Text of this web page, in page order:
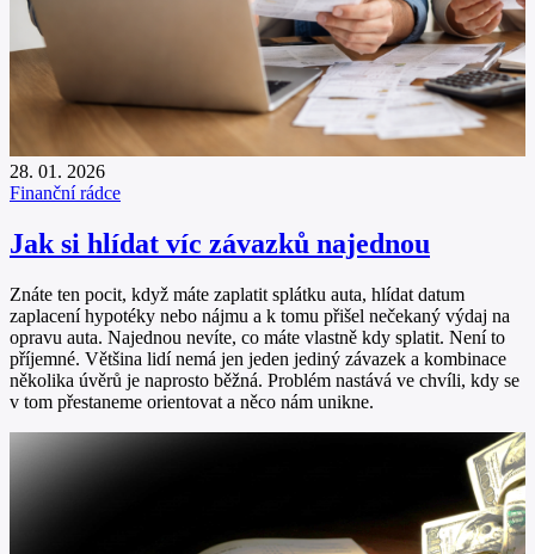
28. 01. 2026
Finanční rádce
Jak si hlídat víc závazků najednou
Znáte ten pocit, když máte zaplatit splátku auta, hlídat datum
zaplacení hypotéky nebo nájmu a k tomu přišel nečekaný výdaj na
opravu auta. Najednou nevíte, co máte vlastně kdy splatit. Není to
příjemné. Většina lidí nemá jen jeden jediný závazek a kombinace
několika úvěrů je naprosto běžná. Problém nastává ve chvíli, kdy se
v tom přestaneme orientovat a něco nám unikne.